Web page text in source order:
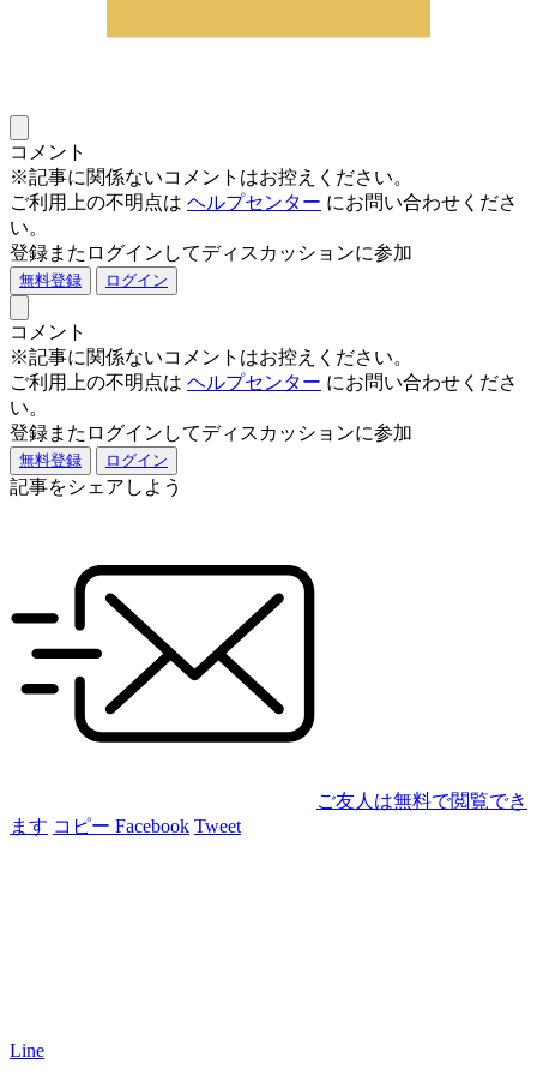
コメント
※記事に関係ないコメントはお控えください。
ご利用上の不明点は ヘルプセンター にお問い合わせくださ
い。
登録またログインしてディスカッションに参加
無料登録 ログイン
コメント
※記事に関係ないコメントはお控えください。
ご利用上の不明点は ヘルプセンター にお問い合わせくださ
い。
登録またログインしてディスカッションに参加
無料登録 ログイン
記事をシェアしよう
ご友人は無料で閲覧でき
ます コピー Facebook Tweet
Line